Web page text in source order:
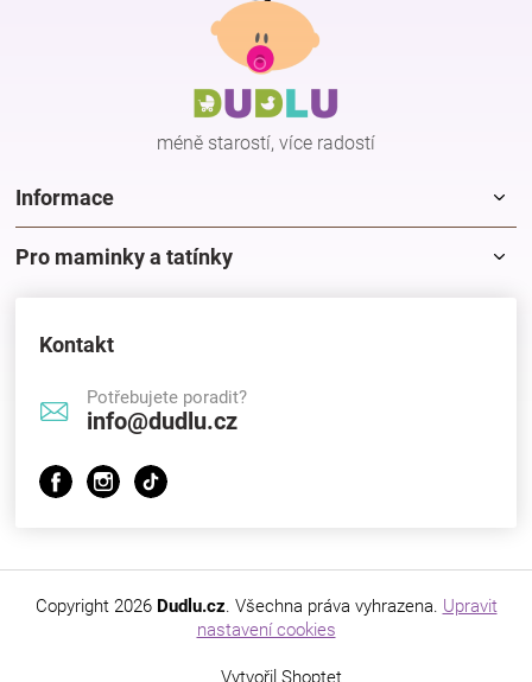
méně starostí, více radostí
Informace
Pro maminky a tatínky
Kontakt
Potřebujete poradit?
info@dudlu.cz
Vytvořil Shoptet
Copyright 2026 Dudlu.cz. Všechna práva vyhrazena. Upravit
nastavení cookies